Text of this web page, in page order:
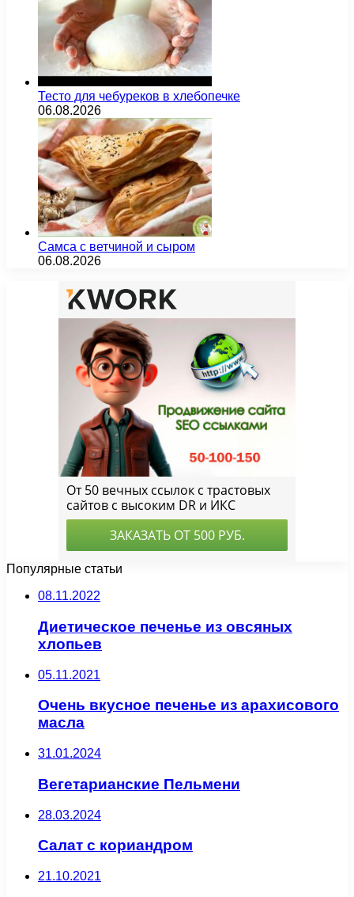
Тесто для чебуреков в хлебопечке
06.08.2026
Самса с ветчиной и сыром
06.08.2026
Популярные статьи
08.11.2022
Диетическое печенье из овсяных
хлопьев
05.11.2021
Очень вкусное печенье из арахисового
масла
31.01.2024
Вегетарианские Пельмени
28.03.2024
Салат с кориандром
21.10.2021